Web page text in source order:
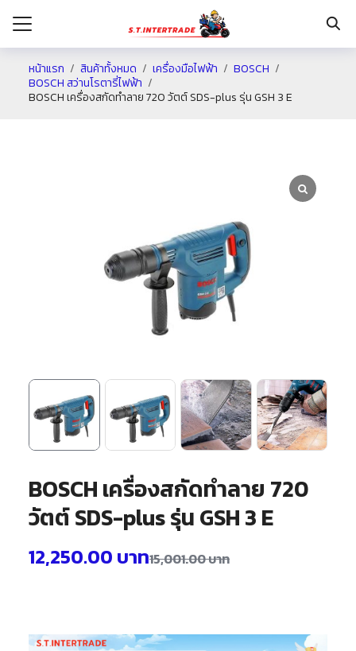
หน้าแรก สินค้าทั้งหมด เครื่องมือไฟฟ้า
BOSCH
BOSCH สว่านโรตารี่ไฟฟ้า
BOSCH เครื่องสกัดทำลาย 720 วัตต์ SDS-plus รุ่น GSH 3 E
BOSCH เครื่องสกัดทำลาย 720
วัตต์ SDS-plus รุ่น GSH 3 E
15,001.00บาท
12,250.00 บาท